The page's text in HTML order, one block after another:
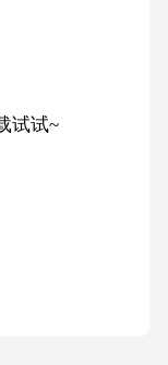
试试~